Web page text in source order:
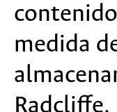
medida